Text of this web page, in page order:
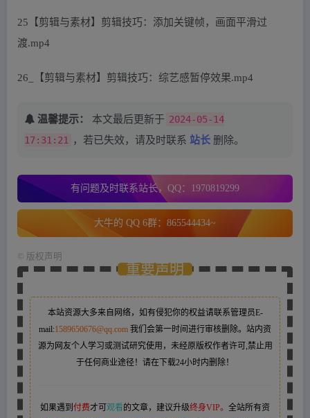
25【剪辑与素材】剪辑技巧：添加关键帧，画面平滑过
渡.mp4
26_【剪辑与素材】剪辑技巧：综艺感暂停效果.mp4
温馨提示： 本文最后更新于 2024-05-14
17:31:21
，若已失效，请及时联系 站长 删除。
有问题及时联系站长，QQ：1970819299
大牛的 QQ 6群：865544434~
版权声明
重要声明
本站资源大多来自网络，如有侵犯你的权益请联系管理员E-
mail:1589650676@qq.com 我们会第一时间进行审核删除。站内资
源为网友个人学习或测试研究使用，未经原版权作者许可,禁止用
于任何商业途径！请在下载24小时内删除！
如果遇到 付费才可 观看 的文章，建议升级终身VIP。 全站所有资